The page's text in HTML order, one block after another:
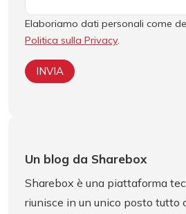
Elaboriamo dati personali come
Politica sulla Privacy.
Un blog da Sharebox
Sharebox è una piattaforma
riunisce in un unico posto tutto